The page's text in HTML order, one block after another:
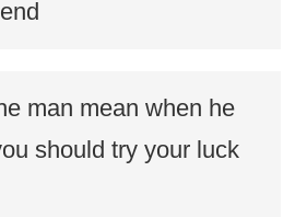
man mean when he
should try your luck